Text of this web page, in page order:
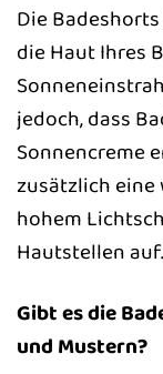
Die
die Haut Ihres
jedoch, dass
Sonnencreme
zusätzlich
hohem
Hautstellen auf.
Gibt es die
und Mustern?